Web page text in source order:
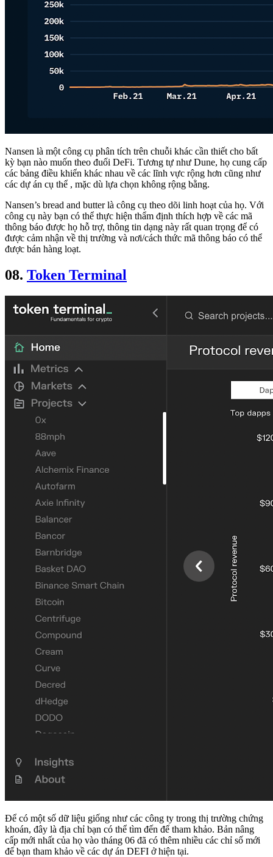
Nansen là một công cụ phân tích trên chuỗi khác cần thiết cho bất
kỳ bạn nào muốn theo đuổi DeFi. Tương tự như Dune, họ cung cấp
các bảng điều khiển khác nhau về các lĩnh vực rộng hơn cũng như
các dự án cụ thể , mặc dù lựa chọn không rộng bằng.
Nansen’s bread and butter là công cụ theo dõi linh hoạt của họ. Với
công cụ này bạn có thể thực hiện thẩm định thích hợp về các mã
thông báo được họ hỗ trợ, thông tin dạng này rất quan trọng để có
được cảm nhận về thị trường và nơi/cách thức mã thông báo có thể
được bán hàng loạt.
08. Token Terminal
Để có một số dữ liệu giống như các công ty trong thị trường chứng
khoán, đây là địa chỉ bạn có thể tìm đến để tham khảo. Bản nâng
cấp mới nhất của họ vào tháng 06 đã có thêm nhiều các chỉ số mới
để bạn tham khảo về các dự án DEFI ở hiện tại.